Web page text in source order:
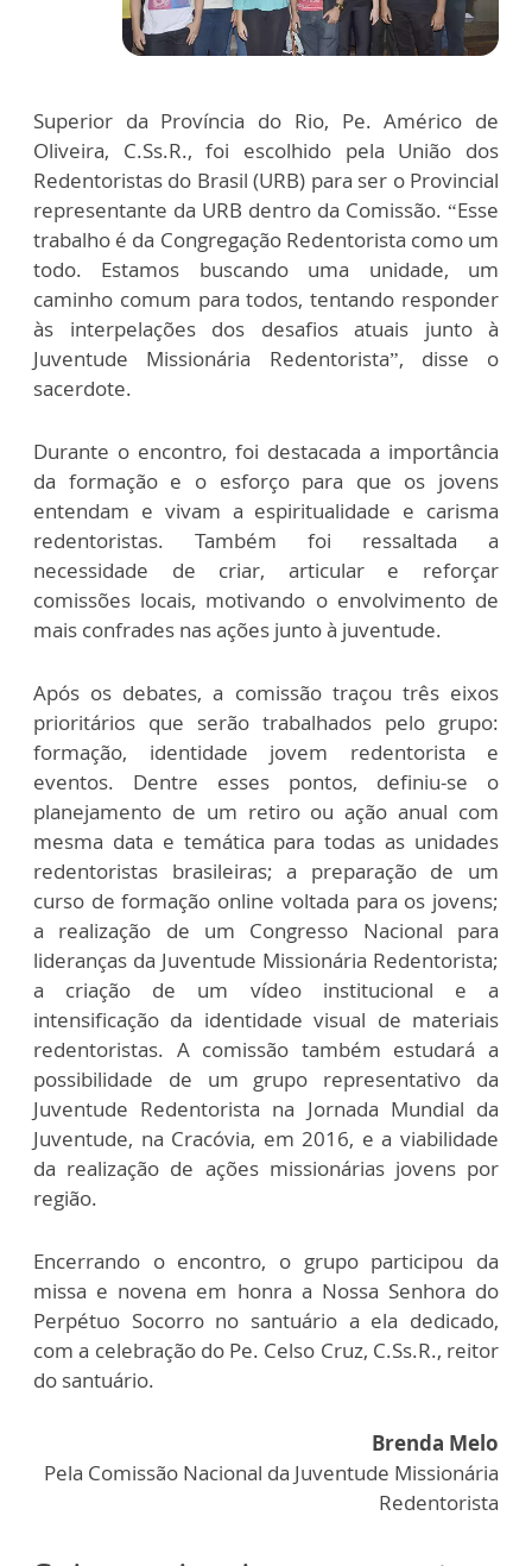
Superior da Província do Rio, Pe. Américo de
Oliveira, C.Ss.R., foi escolhido pela União dos
Redentoristas do Brasil (URB) para ser o Provincial
representante da URB dentro da Comissão. “Esse
trabalho é da Congregação Redentorista como um
todo. Estamos buscando uma unidade, um
caminho comum para todos, tentando responder
às interpelações dos desafios atuais junto à
Juventude Missionária Redentorista”, disse o
sacerdote.
Durante o encontro, foi destacada a importância
da formação e o esforço para que os jovens
entendam e vivam a espiritualidade e carisma
redentoristas. Também foi ressaltada a
necessidade de criar, articular e reforçar
comissões locais, motivando o envolvimento de
mais confrades nas ações junto à juventude.
Após os debates, a comissão traçou três eixos
prioritários que serão trabalhados pelo grupo:
formação, identidade jovem redentorista e
eventos. Dentre esses pontos, definiu-se o
planejamento de um retiro ou ação anual com
mesma data e temática para todas as unidades
redentoristas brasileiras; a preparação de um
curso de formação online voltada para os jovens;
a realização de um Congresso Nacional para
lideranças da Juventude Missionária Redentorista;
a criação de um vídeo institucional e a
intensificação da identidade visual de materiais
redentoristas. A comissão também estudará a
possibilidade de um grupo representativo da
Juventude Redentorista na Jornada Mundial da
Juventude, na Cracóvia, em 2016, e a viabilidade
da realização de ações missionárias jovens por
região.
Encerrando o encontro, o grupo participou da
missa e novena em honra a Nossa Senhora do
Perpétuo Socorro no santuário a ela dedicado,
com a celebração do Pe. Celso Cruz, C.Ss.R., reitor
do santuário.
Brenda Melo
Pela Comissão Nacional da Juventude Missionária
Redentorista